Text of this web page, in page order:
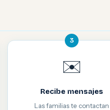
3
✉️
Recibe mensajes
Las familias te contactan